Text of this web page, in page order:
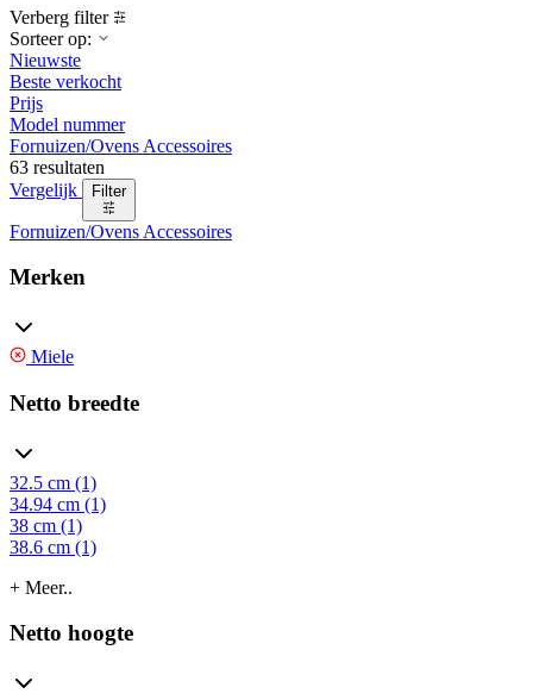
Verberg filter
Sorteer op:
Nieuwste
Beste verkocht
Prijs
Model nummer
Fornuizen/Ovens Accessoires
63 resultaten
Vergelijk
Filter
Fornuizen/Ovens Accessoires
Merken
Miele
Netto breedte
32.5 cm (1)
34.94 cm (1)
38 cm (1)
38.6 cm (1)
+ Meer..
Netto hoogte